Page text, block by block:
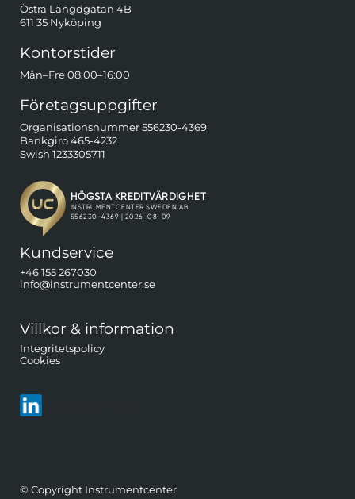
Östra Längdgatan 4B
611 35 Nyköping
Kontorstider
Mån–Fre 08:00–16:00
Företagsuppgifter
Organisationsnummer 556230-4369
Bankgiro 465-4232
Swish 1233305711
Kundservice
+46 155 267030
info@instrumentcenter.se
Villkor & information
Integritetspolicy
Cookies
© Copyright Instrumentcenter